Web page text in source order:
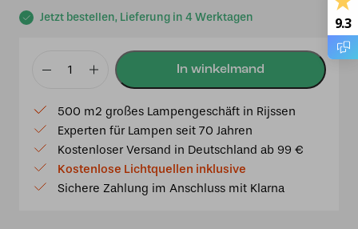
Jetzt bestellen, Lieferung in 4 Werktagen
Tiffany
Calla
mit
Armatur
für
500 m2 großes Lampengeschäft in Rijssen
Experten für Lampen seit 70 Jahren
Kostenloser Versand in Deutschland ab 99 €
Kostenlose Lichtquellen inklusive
Sichere Zahlung im Anschluss mit Klarna
9.3